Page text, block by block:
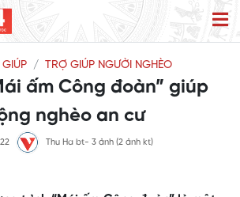
TRỢ GIÚP NGƯỜI NGHÈO
ấm Công đoàn” giúp
nghèo an cư
Thu Ha bt- 3 ảnh (2 ảnh kt)